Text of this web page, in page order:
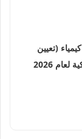
مدرس كيمياء (تعيين
2026